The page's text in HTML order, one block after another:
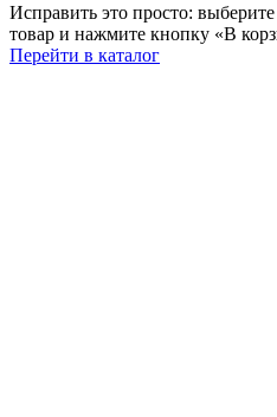
Исправить это просто:
товар и нажмите кнопку «В
Перейти в каталог